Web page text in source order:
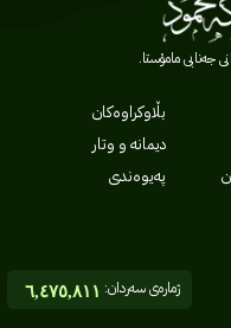
مامۆستا.
بڵاوکراوەکان
دیمانە و وتار
پەیوەندی
ژمارەی سەردان:٦,٤٧٥,٨١١